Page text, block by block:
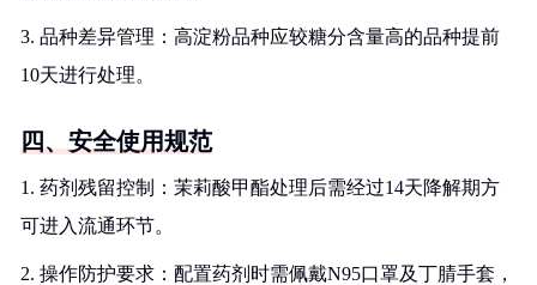
3. 品种差异管理：高淀粉品种应较糖分含量高的品种提前
10天进行处理。
四、安全使用规范
1. 药剂残留控制：茉莉酸甲酯处理后需经过14天降解期方
可进入流通环节。
2. 操作防护要求：配置药剂时需佩戴N95口罩及丁腈手套，